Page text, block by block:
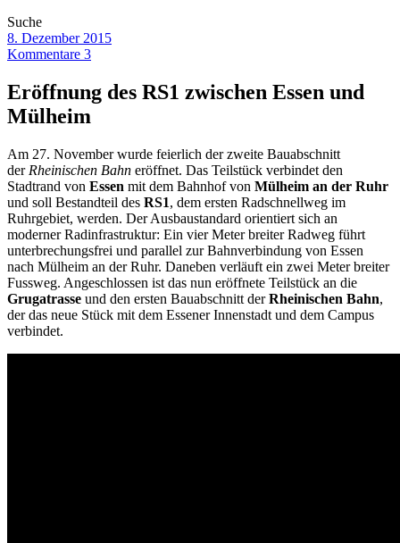
Suche
8. Dezember 2015
Kommentare 3
Eröffnung des RS1 zwischen Essen und
Mülheim
Am 27. November wurde feierlich der zweite Bauabschnitt
der Rheinischen Bahn eröffnet. Das Teilstück verbindet den
Stadtrand von Essen mit dem Bahnhof von Mülheim an der Ruhr
und soll Bestandteil des RS1, dem ersten Radschnellweg im
Ruhrgebiet, werden. Der Ausbaustandard orientiert sich an
moderner Radinfrastruktur: Ein vier Meter breiter Radweg führt
unterbrechungsfrei und parallel zur Bahnverbindung von Essen
nach Mülheim an der Ruhr. Daneben verläuft ein zwei Meter breiter
Fussweg. Angeschlossen ist das nun eröffnete Teilstück an die
Grugatrasse und den ersten Bauabschnitt derRheinischen Bahn,
der das neue Stück mit dem Essener Innenstadt und dem Campus
verbindet.